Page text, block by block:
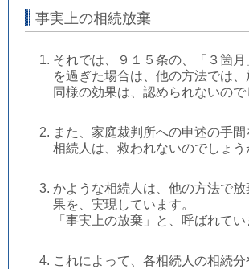
事実上の相続放棄
それでは、９１５条の、「３箇月
を過ぎた場合は、他の方法では、
同様の効果は、認められないので
また、家庭裁判所への申述の手
相続人は、救われないのでしょう
かような相続人は、他の方法で
果を、実現しています。
「事実上の放棄」と、呼ばれてい
これによって、各相続人の相続